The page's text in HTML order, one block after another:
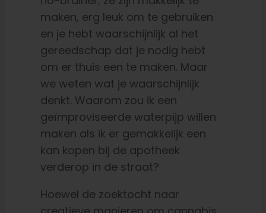
maken, erg leuk om te gebruiken
en je hebt waarschijnlijk al het
gereedschap dat je nodig hebt
om er thuis een te maken. Maar
we weten wat je waarschijnlijk
denkt. Waarom zou ik een
geïmproviseerde waterpijp willen
maken als ik er gemakkelijk een
kan kopen bij de apotheek
verderop in de straat?
Hoewel de zoektocht naar